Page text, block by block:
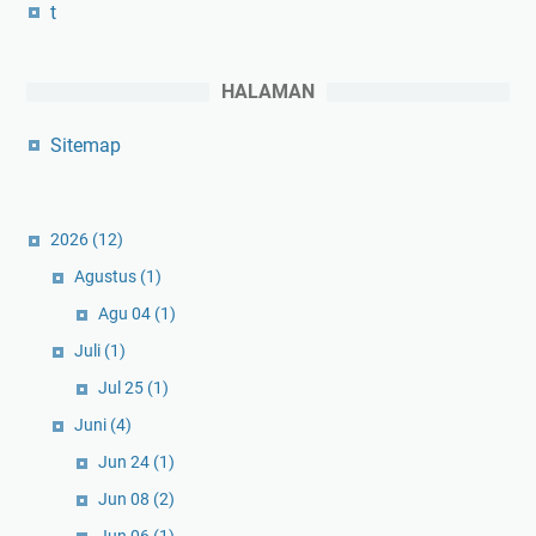
t
HALAMAN
Sitemap
2026 (12)
Agustus (1)
Agu 04 (1)
Juli (1)
Jul 25 (1)
Juni (4)
Jun 24 (1)
Jun 08 (2)